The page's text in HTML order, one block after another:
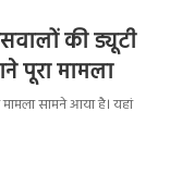
की ड्यूटी
पूरा मामला
सामने आया है। यहां